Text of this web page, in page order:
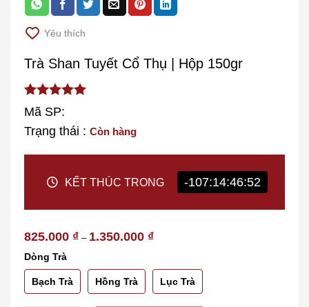
Yêu thích
Trà Shan Tuyết Cổ Thụ | Hộp 150gr
5.00 out of
Mã SP:
Trạng thái : Còn hàng
KẾT THÚC TRONG -107:14:46:51
825.000 ₫ – 1.350.000 ₫Khoảng
đến
1.350.000 ₫
Dòng Trà
Bạch Trà Hồng Trà Lục Trà